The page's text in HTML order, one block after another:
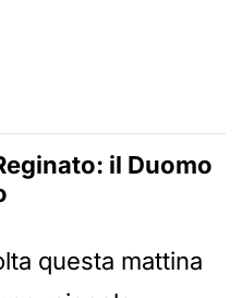
il Duomo
questa mattina